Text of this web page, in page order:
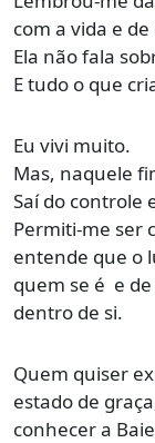
com a vida e
Ela não fala
E tudo o que
Eu vivi muito.
Mas, naquele
Saí do controle
Permiti-me ser
entende que o
quem se é e
dentro de si.
Quem quiser
estado de
conhecer a